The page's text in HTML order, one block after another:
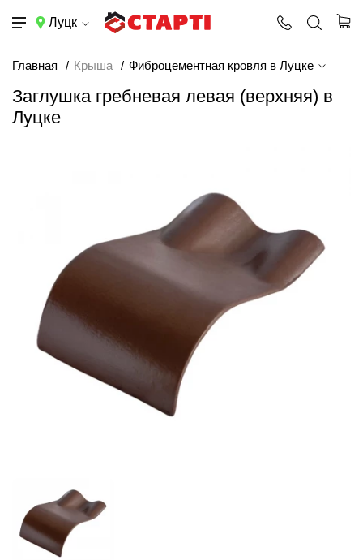
Луцк
Главная Крыша Фиброцементная кровля в Луцке
Заглушка гребневая левая (верхняя) в
Луцке